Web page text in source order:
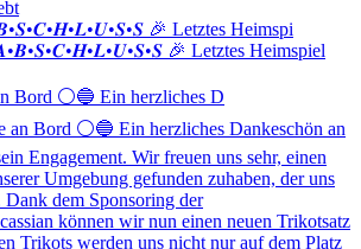
🎉 Letztes Heimspi
Bord ⚪️🔵 Ein herzliches D